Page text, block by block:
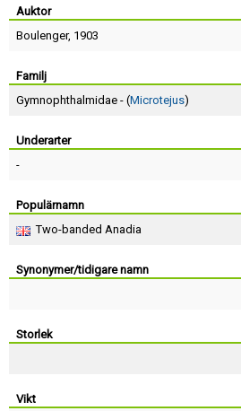
Auktor
Boulenger, 1903
Familj
Gymnophthalmidae - (Microtejus)
Underarter
-
Populärnamn
Two-banded Anadia
Synonymer/tidigare namn
Storlek
Vikt
Terms of Service
Skapa konto